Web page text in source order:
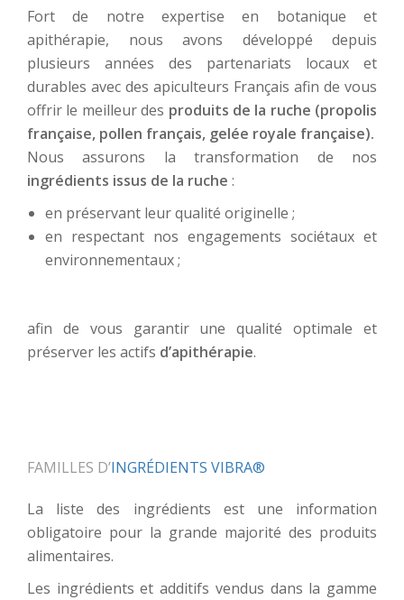
Fort de notre expertise en botanique et
apithérapie, nous avons développé depuis
plusieurs années des partenariats locaux et
durables avec des apiculteurs Français afin de vous
offrir le meilleur des produits de la ruche (propolis
française, pollen français, gelée royale française).
Nous assurons la transformation de nos
ingrédients issus de la ruche :
en préservant leur qualité originelle ;
en respectant nos engagements sociétaux et
environnementaux ;
afin de vous garantir une qualité optimale et
préserver les actifs d’apithérapie.
FAMILLES D’INGRÉDIENTS VIBRA®
La liste des ingrédients est une information
obligatoire pour la grande majorité des produits
alimentaires.
Les ingrédients et additifs vendus dans la gamme